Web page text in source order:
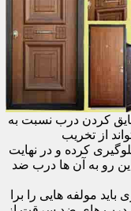
کردن درب نسبت به
از تخریب
کرده و در نهایت
رو به آن ها درب ضد
مولفه هایی را برا